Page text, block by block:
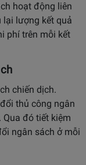
hoạt động liên
lượng kết quả
phí trên mỗi kết
chiến dịch.
thủ công ngân
đó tiết kiệm
ngân sách ở mỗi